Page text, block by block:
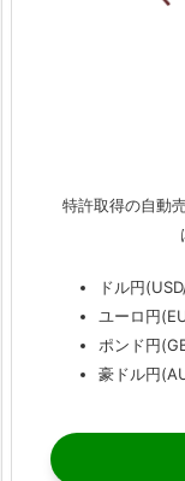
特許取得の自動
ドル円
ユーロ円
ポンド円
豪ドル円